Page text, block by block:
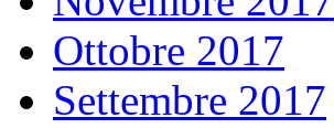
Ottobre 2017
Settembre 2017